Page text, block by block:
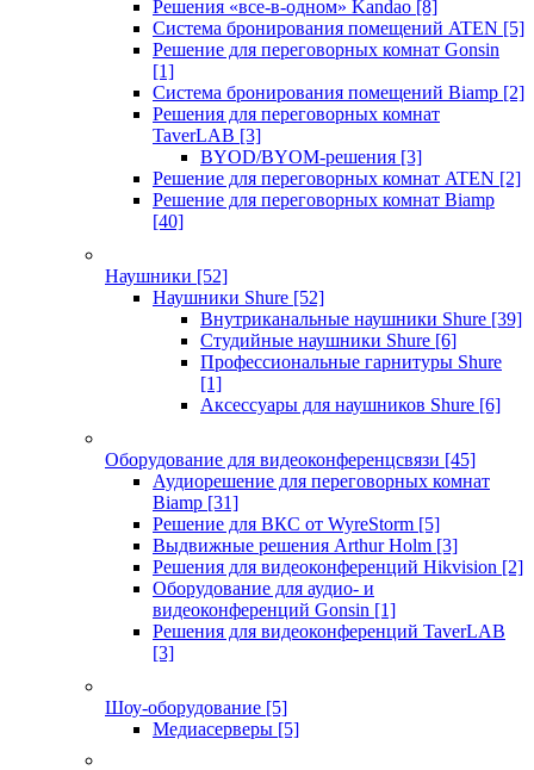
Решения «все-в-одном» Kandao [8]
Система бронирования помещений ATEN [5]
Решение для переговорных комнат Gonsin
[1]
Система бронирования помещений Biamp [2]
Решения для переговорных комнат
TaverLAB [3]
BYOD/BYOM-решения [3]
Решение для переговорных комнат ATEN [2]
Решение для переговорных комнат Biamp
[40]
Наушники [52]
Наушники Shure [52]
Внутриканальные наушники Shure [39]
Студийные наушники Shure [6]
Профессиональные гарнитуры Shure
[1]
Аксессуары для наушников Shure [6]
Оборудование для видеоконференцсвязи [45]
Аудиорешение для переговорных комнат
Biamp [31]
Решение для ВКС от WyreStorm [5]
Выдвижные решения Arthur Holm [3]
Решения для видеоконференций Hikvision [2]
Оборудование для аудио- и
видеоконференций Gonsin [1]
Решения для видеоконференций TaverLAB
[3]
Шоу-оборудование [5]
Медиасерверы [5]